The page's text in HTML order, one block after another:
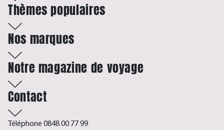
Thèmes populaires
Nos marques
Notre magazine de voyage
Contact
Téléphone 0848 00 77 99